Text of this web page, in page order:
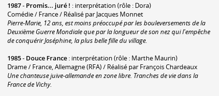
1987- Promis... juré ! : interprétation (rôle : Dora)
Comédie / France / Réalisé par Jacques Monnet
Pierre-Marie, 12 ans, est moins préoccupé par les bouleversements de la
Deuxième Guerre Mondiale que par la longueur de son nez qui l'empêche
de conquérir Joséphine, la plus belle fille du village.
1985- Douce France : interprétation (rôle : Marthe Maurin)
Drame / France, Allemagne (RFA) / Réalisé par François Chardeaux
Une chanteuse juive-allemande en zone libre. Tranches de vie dans la
France de Vichy.